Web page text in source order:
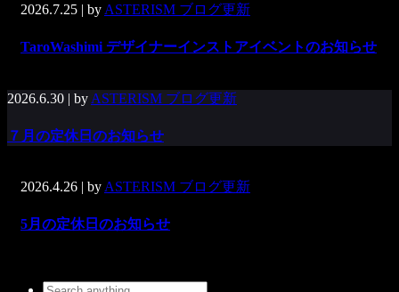
2026.7.25 | by ASTERISM ブログ更新
TaroWashimi デザイナーインストアイベントのお知らせ
2026.6.30 | by ASTERISM ブログ更新
７月の定休日のお知らせ
2026.4.26 | by ASTERISM ブログ更新
5月の定休日のお知らせ